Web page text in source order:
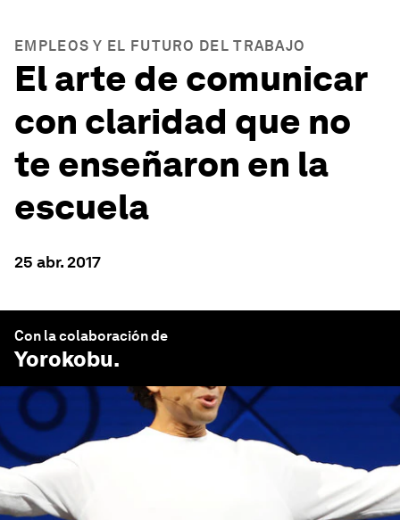
EMPLEOS Y EL FUTURO DEL TRABAJO
El arte de comunicar
con claridad que no
te enseñaron en la
escuela
25 abr. 2017
Con la colaboración de
Yorokobu.